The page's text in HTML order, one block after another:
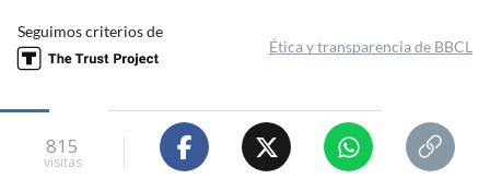
Seguimos criterios de
Ética y transparencia de BBCL
815
visitas